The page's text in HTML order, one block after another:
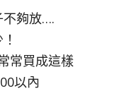
不夠放….
常買成這樣
以內